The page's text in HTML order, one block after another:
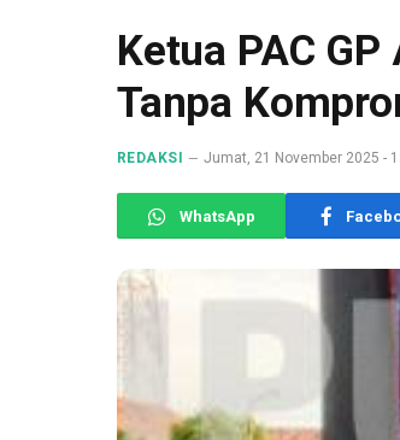
Ketua PAC
Tanpa
REDAKSI Jumat, 21 November 2025 -
WhatsApp